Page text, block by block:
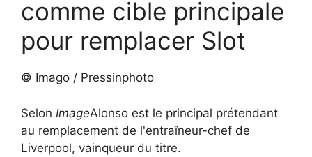
comme cible principale
pour remplacer Slot
© Imago / Pressinphoto
Selon ImageAlonso est le principal prétendant
au remplacement de l'entraîneur-chef de
Liverpool, vainqueur du titre.